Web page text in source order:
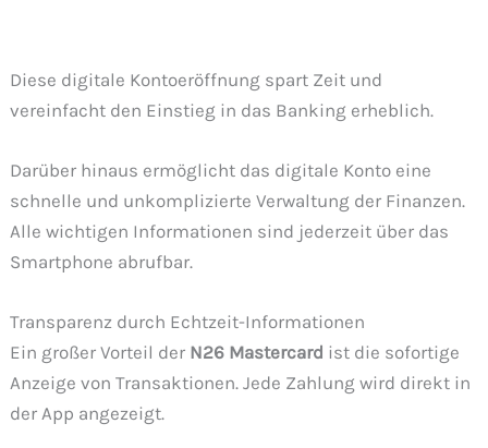
Diese digitale Kontoeröffnung spart Zeit und
vereinfacht den Einstieg in das Banking erheblich.
Darüber hinaus ermöglicht das digitale Konto eine
schnelle und unkomplizierte Verwaltung der Finanzen.
Alle wichtigen Informationen sind jederzeit über das
Smartphone abrufbar.
Transparenz durch Echtzeit-Informationen
Ein großer Vorteil der N26 Mastercard ist die sofortige
Anzeige von Transaktionen. Jede Zahlung wird direkt in
der App angezeigt.